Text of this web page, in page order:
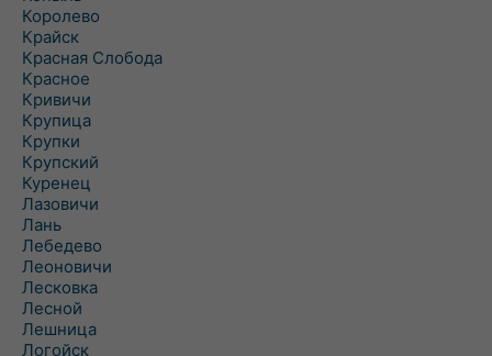
Королево
Крайск
Красная Слобода
Красное
Кривичи
Крупица
Крупки
Крупский
Куренец
Лазовичи
Лань
Лебедево
Леоновичи
Лесковка
Лесной
Лешница
Логойск